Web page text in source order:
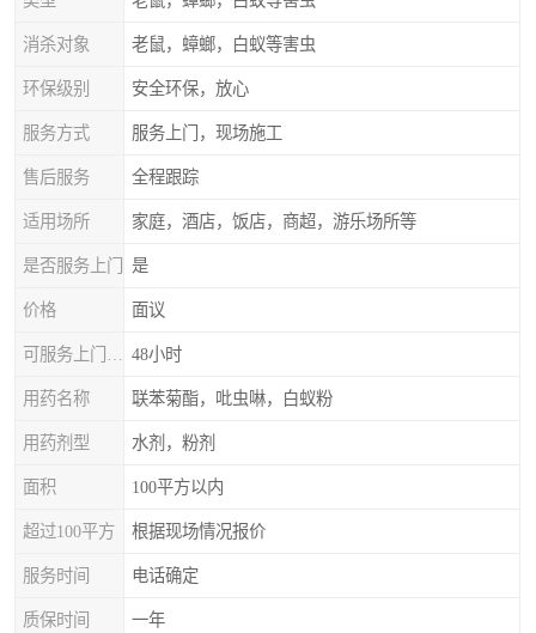
消杀对象 老鼠，蟑螂，白蚁等害虫
环保级别 安全环保，放心
服务方式 服务上门，现场施工
售后服务 全程跟踪
适用场所 家庭，酒店，饭店，商超，游乐场所等
是否服务上门 是
价格 面议
48小时
用药名称 联苯菊酯，吡虫啉，白蚁粉
用药剂型 水剂，粉剂
面积 100平方以内
超过100平方 根据现场情况报价
服务时间 电话确定
质保时间 一年